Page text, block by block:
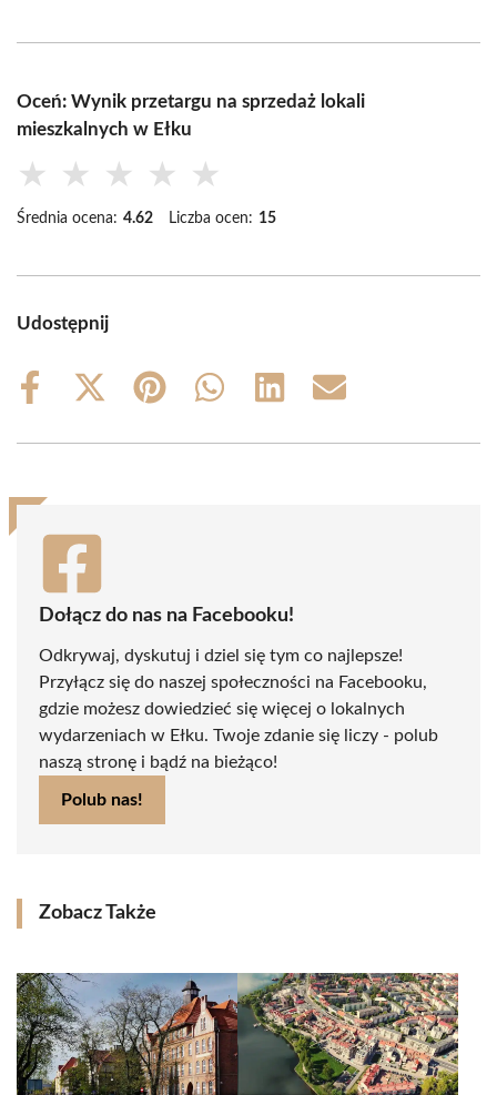
Oceń: Wynik przetargu na sprzedaż lokali
mieszkalnych w Ełku
★ ★ ★ ★ ★
Średnia ocena: 4.62 Liczba ocen: 15
Udostępnij
Share
Share
(Twitter)
Share
Share
Share
Share
Dołącz do nas na Facebooku!
Odkrywaj, dyskutuj i dziel się tym co najlepsze!
Przyłącz się do naszej społeczności na Facebooku,
gdzie możesz dowiedzieć się więcej o lokalnych
wydarzeniach w Ełku. Twoje zdanie się liczy - polub
naszą stronę i bądź na bieżąco!
Polub nas!
Zobacz Także